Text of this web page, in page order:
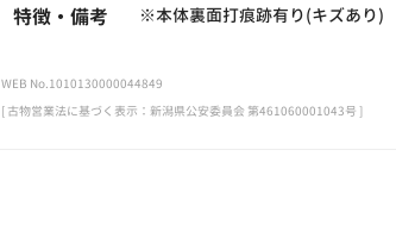
特徴・備考 ※本体裏面打痕跡有り(キズあり)
WEB No.1010130000044849
[ 古物営業法に基づく表示：新潟県公安委員会 第461060001043号 ]